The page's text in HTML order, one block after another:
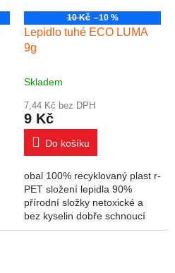
10 Kč –10 %
Lepidlo tuhé ECO LUMA
9g
Skladem
7,44 Kč bez DPH
9 Kč
Do košíku
obal 100% recyklovaný plast r-
PET složení lepidla 90%
přírodní složky netoxické a
bez kyselin dobře schnoucí
trvanlivost 24 měsíců vhodné